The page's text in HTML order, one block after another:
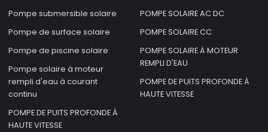
Pompe submersible solaire
Pompe de surface solaire
Pompe de piscine solaire
Pompe solaire à moteur
rempli d'eau à courant
continu
POMPE DE PUITS PROFONDE À
HAUTE VITESSE
POMPE SOLAIRE AC DC
POMPE SOLAIRE CC
POMPE SOLAIRE À MOTEUR
REMPLI D'EAU
POMPE DE PUITS PROFONDE À
HAUTE VITESSE